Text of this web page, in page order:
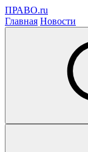
ПРАВО.ru
Главная Новости